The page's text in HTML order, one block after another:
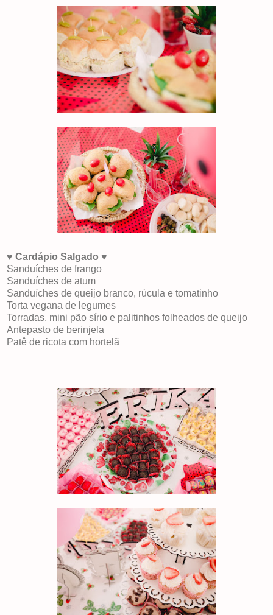
♥ Cardápio Salgado ♥
Sanduíches de frango
Sanduíches de atum
Sanduíches de queijo branco, rúcula e tomatinho
Torta vegana de legumes
Torradas, mini pão sírio e palitinhos folheados de queijo
Antepasto de berinjela
Patê de ricota com hortelã